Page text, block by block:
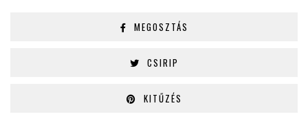
MEGOSZTÁS
CSIRIP
KITŰZÉS